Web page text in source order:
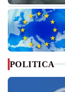
POLITICA